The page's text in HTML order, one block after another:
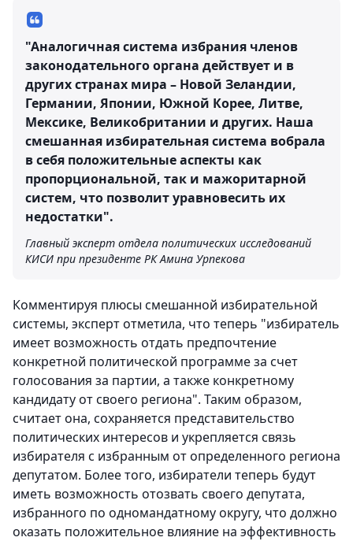
"Аналогичная система избрания членов
законодательного органа действует и в
других странах мира – Новой Зеландии,
Германии, Японии, Южной Корее, Литве,
Мексике, Великобритании и других. Наша
смешанная избирательная система вобрала
в себя положительные аспекты как
пропорциональной, так и мажоритарной
систем, что позволит уравновесить их
недостатки".
Главный эксперт отдела политических исследований
КИСИ при президенте РК Амина Урпекова
Комментируя плюсы смешанной избирательной
системы, эксперт отметила, что теперь "избиратель
имеет возможность отдать предпочтение
конкретной политической программе за счет
голосования за партии, а также конкретному
кандидату от своего региона". Таким образом,
считает она, сохраняется представительство
политических интересов и укрепляется связь
избирателя с избранным от определенного региона
депутатом. Более того, избиратели теперь будут
иметь возможность отозвать своего депутата,
избранного по одномандатному округу, что должно
оказать положительное влияние на эффективность